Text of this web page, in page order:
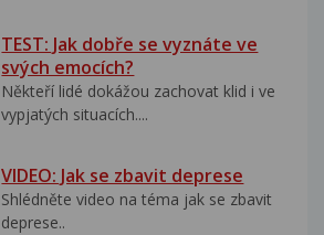
TEST: Jak dobře se vyznáte ve
svých emocích?
Někteří lidé dokážou zachovat klid i ve
vypjatých situacích....
VIDEO: Jak se zbavit deprese
Shlédněte video na téma jak se zbavit
deprese..